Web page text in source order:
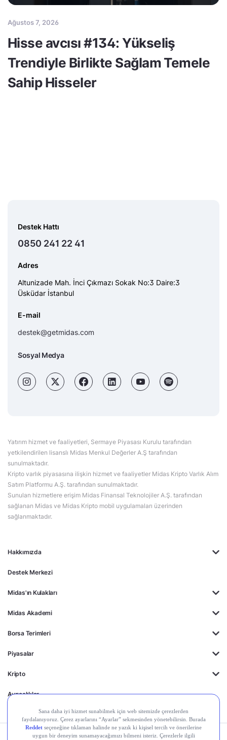
Ağustos 7, 2026
Hisse avcısı #134: Yükseliş
Trendiyle Birlikte Sağlam Temele
Sahip Hisseler
Hakkımızda
Destek Merkezi
Midas'ın Kulakları
Midas Akademi
Borsa Terimleri
Piyasalar
Kripto
Ayrıcalıklar
Destek Hattı
0850 241 22 41
Adres
Altunizade Mah. İnci Çıkmazı Sokak No:3 Daire:3
Üsküdar İstanbul
E-mail
destek@getmidas.com
Sosyal Medya
Yatırım hizmet ve faaliyetleri, Sermaye Piyasası Kurulu tarafından
yetkilendirilen lisanslı Midas Menkul Değerler A.Ş tarafından
sunulmaktadır.
Kripto varlık piyasasına ilişkin hizmet ve faaliyetler Midas Kripto Varlık Alım
Satım Platformu A.Ş. tarafından sunulmaktadır.
Sunulan hizmetlere erişim Midas Finansal Teknolojiler A.Ş. tarafından
sağlanan Midas ve Midas Kripto mobil uygulamaları üzerinden
sağlanmaktadır.